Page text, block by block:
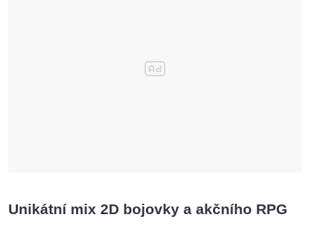
Unikátní mix 2D bojovky a akčního RPG